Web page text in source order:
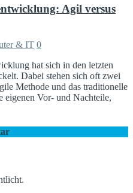
Agil versus
& IT 0
hat sich in den letzten
Dabei stehen sich oft zwei
Methode und das traditionelle
eigenen Vor- und Nachteile,